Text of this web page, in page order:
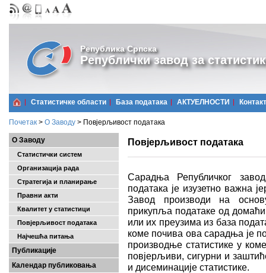
Република Српска
Републички завод за
Статистичке области Базa података АКТУЕЛНОСТИ Контакт
Почетак > О Заводу > Повјерљивост података
О Заводу
Статистички систем
Организација рада
Стратегија и планирање
Правни акти
Квалитет у статистици
Повјерљивост података
Најчешћa питања
Публикације
Календар публиковања
Повјерљивост података
Сарадња Републичког
података је изузетно важна
Завод производи на
прикупља податаке од
или их преузима из база
коме почива ова сарадња је
производње статистике у
повјерљиви, сигурни и
и дисеминације статистике.